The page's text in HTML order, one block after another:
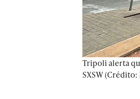
Tripoli alerta
SXSW